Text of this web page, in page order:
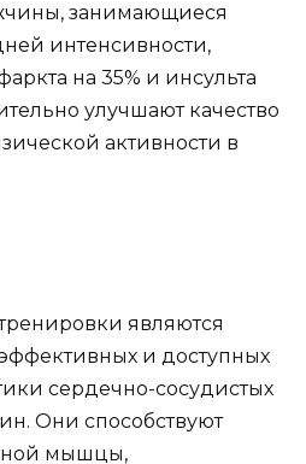
занимающиеся
интенсивности,
на 35% и инсульта
улучшают качество
активности в
являются
и доступных
сердечно-сосудистых
Они способствуют
мышцы,